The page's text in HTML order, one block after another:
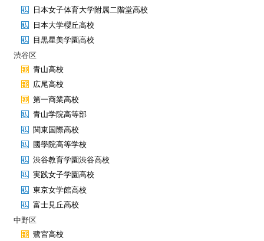
日本女子体育大学附属二階堂高校
日本大学櫻丘高校
目黒星美学園高校
渋谷区
青山高校
広尾高校
第一商業高校
青山学院高等部
関東国際高校
國學院高等学校
渋谷教育学園渋谷高校
実践女子学園高校
東京女学館高校
富士見丘高校
中野区
鷺宮高校